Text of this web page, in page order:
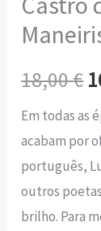
18,00€
Em todas as
acabam por
português,
outros
brilho. Para